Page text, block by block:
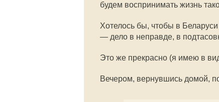
будем воспринимать жизнь
Хотелось бы, чтобы в
— дело в неправде, в
Это же прекрасно (я имею в
Вечером, вернувшись домой,